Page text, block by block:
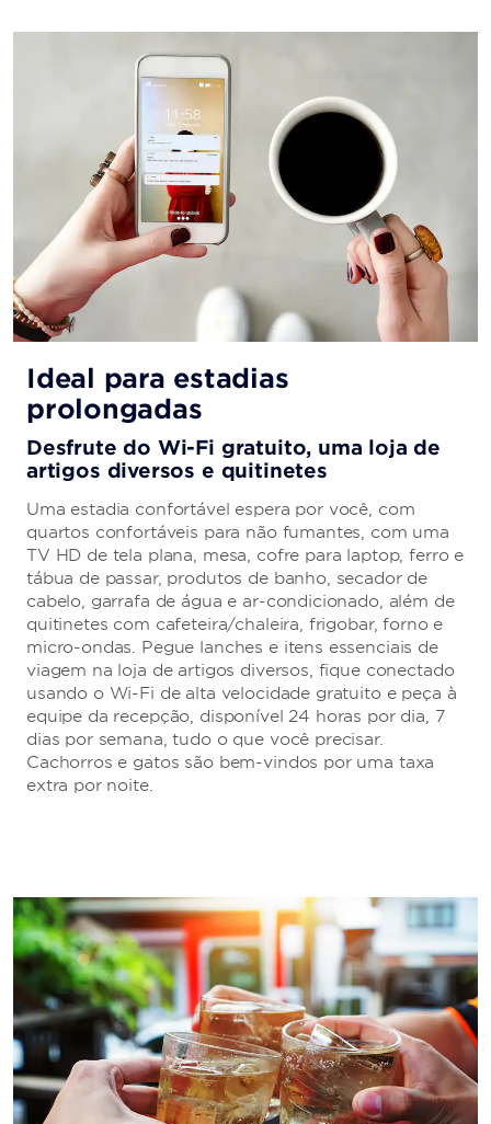
Ideal para estadias
prolongadas
Desfrute do Wi-Fi gratuito, uma loja de
artigos diversos e quitinetes
Uma estadia confortável espera por você, com
quartos confortáveis para não fumantes, com uma
TV HD de tela plana, mesa, cofre para laptop, ferro e
tábua de passar, produtos de banho, secador de
cabelo, garrafa de água e ar-condicionado, além de
quitinetes com cafeteira/chaleira, frigobar, forno e
micro-ondas. Pegue lanches e itens essenciais de
viagem na loja de artigos diversos, fique conectado
usando o Wi-Fi de alta velocidade gratuito e peça à
equipe da recepção, disponível 24 horas por dia, 7
dias por semana, tudo o que você precisar.
Cachorros e gatos são bem-vindos por uma taxa
extra por noite.